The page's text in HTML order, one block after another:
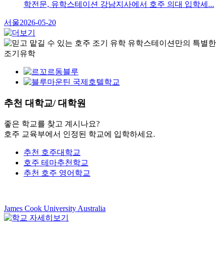
학전문, 유학스테이션 강남지사에서 호주 의대 입학세...
서울2026-05-20
추천 대학교/ 대학원
좋은 학교를 찾고 계시나요?
호주 교육부에서 인정된 학교에 입학하세요.
추천 호주대학교
호주 테마추천학교
추천 호주 영어학교
James Cook University Australia